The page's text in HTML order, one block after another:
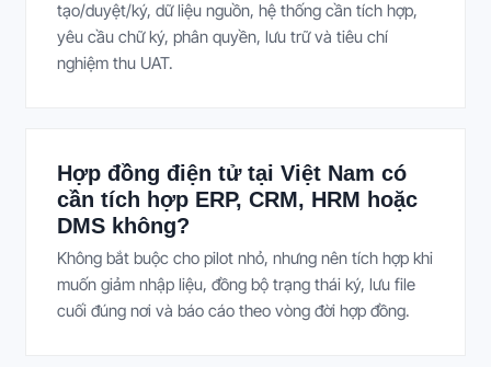
tạo/duyệt/ký, dữ liệu nguồn, hệ thống cần tích hợp,
yêu cầu chữ ký, phân quyền, lưu trữ và tiêu chí
nghiệm thu UAT.
Hợp đồng điện tử tại Việt Nam có
cần tích hợp ERP, CRM, HRM hoặc
DMS không?
Không bắt buộc cho pilot nhỏ, nhưng nên tích hợp khi
muốn giảm nhập liệu, đồng bộ trạng thái ký, lưu file
cuối đúng nơi và báo cáo theo vòng đời hợp đồng.